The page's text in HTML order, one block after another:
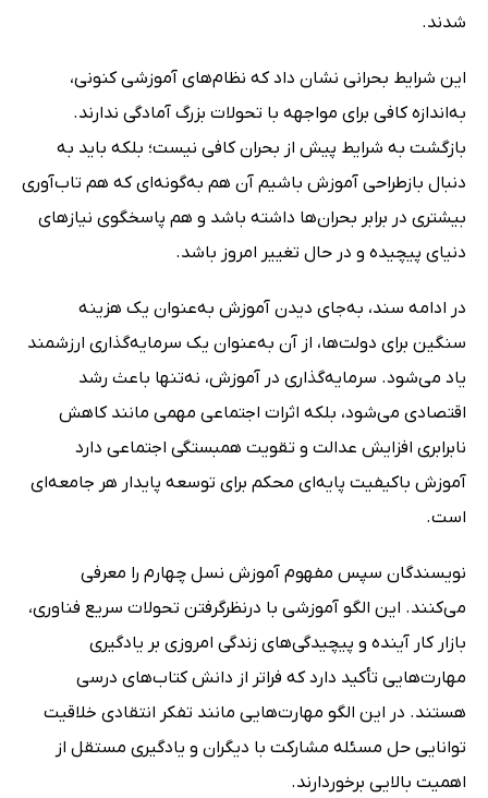
شدند.
این شرایط بحرانی نشان داد که نظام‌های آموزشی کنونی،
به‌اندازه کافی برای مواجهه با تحولات بزرگ آمادگی ندارند.
بازگشت به شرایط پیش از بحران کافی نیست؛ بلکه باید به
دنبال بازطراحی آموزش باشیم آن هم به‌گونه‌ای که هم تاب‌آوری
بیشتری در برابر بحران‌ها داشته باشد و هم پاسخگوی نیازهای
دنیای پیچیده و در حال تغییر امروز باشد.
در ادامه سند، به‌جای دیدن آموزش به‌عنوان یک هزینه
سنگین برای دولت‌ها، از آن به‌عنوان یک سرمایه‌گذاری ارزشمند
یاد می‌شود. سرمایه‌گذاری در آموزش، نه‌تنها باعث رشد
اقتصادی می‌شود، بلکه اثرات اجتماعی مهمی مانند کاهش
نابرابری افزایش عدالت و تقویت همبستگی اجتماعی دارد
آموزش باکیفیت پایه‌ای محکم برای توسعه پایدار هر جامعه‌ای
است.
نویسندگان سپس مفهوم آموزش نسل چهارم را معرفی
می‌کنند. این الگو آموزشی با درنظرگرفتن تحولات سریع فناوری،
بازار کار آینده و پیچیدگی‌های زندگی امروزی بر یادگیری
مهارت‌هایی تأکید دارد که فراتر از دانش کتاب‌های درسی
هستند. در این الگو مهارت‌هایی مانند تفکر انتقادی خلاقیت
توانایی حل مسئله مشارکت با دیگران و یادگیری مستقل از
اهمیت بالایی برخوردارند.